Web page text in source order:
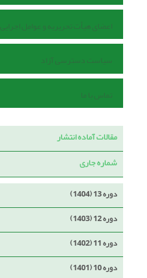
اعضای هیأت تحریریه و عوامل اجرایی
سیاست دسترسی آزاد
تماس با ما
مقالات آماده انتشار
شماره جاری
دوره 13 (1404)
دوره 12 (1403)
دوره 11 (1402)
دوره 10 (1401)